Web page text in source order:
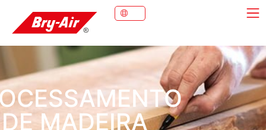
DE MADEIRA